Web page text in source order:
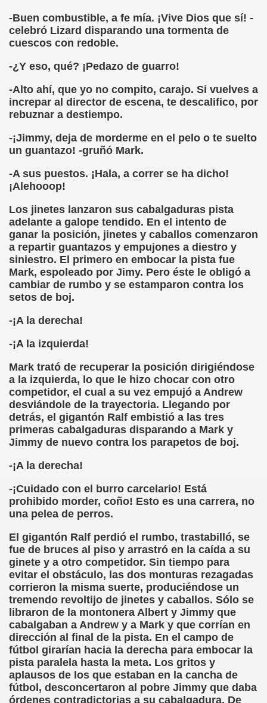
-Buen combustible, a fe mía. ¡Vive Dios que sí! -
celebró Lizard disparando una tormenta de
cuescos con redoble.
-¿Y eso, qué? ¡Pedazo de guarro!
-Alto ahí, que yo no compito, carajo. Si vuelves a
increpar al director de escena, te descalifico, por
rebuznar a destiempo.
-¡Jimmy, deja de morderme en el pelo o te suelto
un guantazo! -gruñó Mark.
-A sus puestos. ¡Hala, a correr se ha dicho!
¡Alehooop!
Los jinetes lanzaron sus cabalgaduras pista
adelante a galope tendido. En el intento de
ganar la posición, jinetes y caballos comenzaron
a repartir guantazos y empujones a diestro y
siniestro. El primero en embocar la pista fue
Mark, espoleado por Jimy. Pero éste le obligó a
cambiar de rumbo y se estamparon contra los
setos de boj.
-¡A la derecha!
-¡A la izquierda!
Mark trató de recuperar la posición dirigiéndose
a la izquierda, lo que le hizo chocar con otro
competidor, el cual a su vez empujó a Andrew
desviándole de la trayectoria. Llegando por
detrás, el gigantón Ralf embistió a las tres
primeras cabalgaduras disparando a Mark y
Jimmy de nuevo contra los parapetos de boj.
-¡A la derecha!
-¡Cuidado con el burro carcelario! Está
prohibido morder, coño! Esto es una carrera, no
una pelea de perros.
El gigantón Ralf perdió el rumbo, trastabilló, se
fue de bruces al piso y arrastró en la caída a su
ginete y a otro competidor. Sin tiempo para
evitar el obstáculo, las dos monturas rezagadas
corrieron la misma suerte, produciéndose un
tremendo revoltijo de jinetes y caballos. Sólo se
libraron de la montonera Albert y Jimmy que
cabalgaban a Andrew y a Mark y que corrían en
dirección al final de la pista. En el campo de
fútbol girarían hacia la derecha para embocar la
pista paralela hasta la meta. Los gritos y
aplausos de los que estaban en la cancha de
fútbol, desconcertaron al pobre Jimmy que daba
órdenes contradictorias a su cabalgadura. De
de la Educación Especial de la Mano de
Mi Vida (Teresa Bornez Abascal)
Pérez)
Ayudar a Personas con Discapacidad Visual
(Pedro Zurita)
sánchez Herrero)
Cuetos Suárez)
Otero)
Elissalde)
(Lídia León Esteban Y Víctor Martínez Maheux)
30-11-11 (Pedro Zurita)
Horizontes, Enrique Elissalde y Carmen Roig)
Martín Figueroa)
Lectobraillístico (Egosan)
Otero)
ciegos (Roberto Enjuto)
Martín Figueroa)
Vera)
(Manuel González Otero)
Braille (María Jesús Cañamares)
2000 (Fermín Tamayo)
Hablada Colegio Santiago Apóstol ONCE Pontevedra)
Agosto 2001 (Fermín Tamayo)
(Pedro A. Zurita)